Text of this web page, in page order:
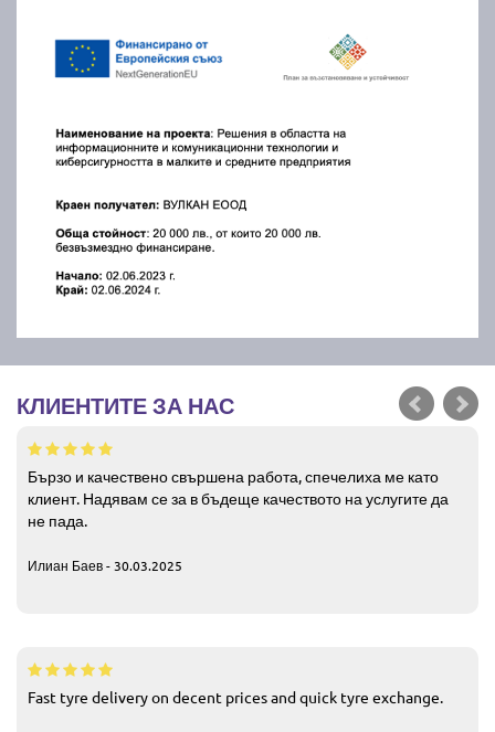
КЛИЕНТИТЕ ЗА НАС
Бързо и качествено свършена работа, спечелиха ме като
клиент. Надявам се за в бъдеще качеството на услугите да
не пада.
Илиан Баев - 30.03.2025
Fast tyre delivery on decent prices and quick tyre exchange.